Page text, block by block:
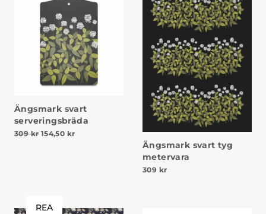
Ängsmark svart
serveringsbräda
309kr Det ursprungliga priset var: 309 kr.
154,50 krDet nuvarande priset är: 154,50 kr.
Ängsmark svart tyg
metervara
309 kr
REA